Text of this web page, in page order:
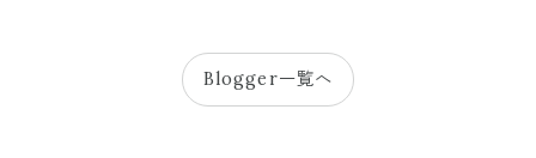
Blogger一覧へ